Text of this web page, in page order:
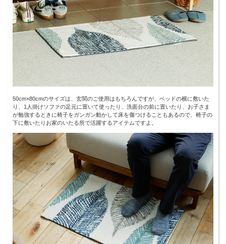
50cm×80cmのサイズは、玄関のご使用はもちろんですが、ベッドの横に敷いた
り、1人掛けソファの足元に置いて使ったり、洗面台の前に置いたり、お子さま
が勉強するときに椅子をガンガン動かして床を傷つけることもあるので、椅子の
下に敷いたりお家のいたる所で活躍するアイテムですよ。